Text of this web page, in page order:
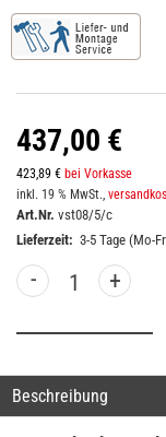
437,00 €
423,89 € bei Vorkasse
inkl. 19 % MwSt.,
Art.Nr. vst08/5/c
Lieferzeit: 3-5 Tage (Mo-
- +
Beschreibung